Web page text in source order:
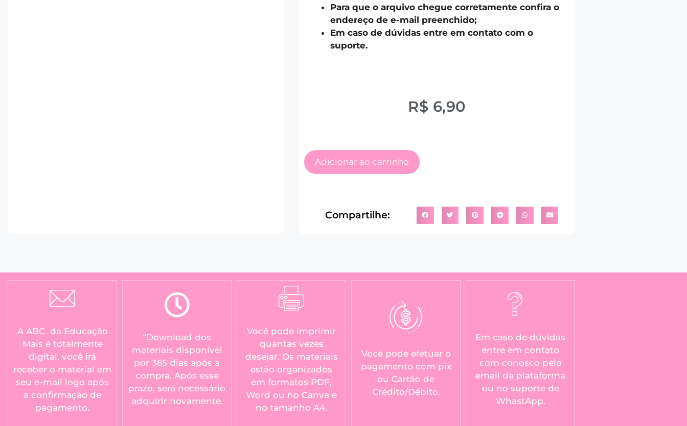
Para que o arquivo chegue corretamente confira o
endereço de e-mail preenchido;
Em caso de dúvidas entre em contato com o
suporte.
R$ 6,90
Adicionar ao carrinho
Compartilhe:
A ABC da Educação
Mais é totalmente
digital, você irá
receber o material em
seu e-mail logo após
a confirmação de
pagamento.
“Download dos
materiais disponível
por 365 dias após a
compra. Após esse
prazo, será necessário
adquirir novamente.
Você pode imprimir
quantas vezes
desejar. Os materiais
estão organizados
em formatos PDF,
Word ou no Canva e
no tamanho A4.
Você pode efetuar o
pagamento com pix
ou Cartão de
Crédito/Débito.
Em caso de dúvidas
entre em contato
com conosco pelo
email da plataforma
ou no suporte de
WhastApp.